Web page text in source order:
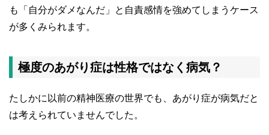
も「自分がダメなんだ」と自責感情を強めてしまうケース
が多くみられます。
極度のあがり症は性格ではなく病気？
たしかに以前の精神医療の世界でも、あがり症が病気だと
は考えられていませんでした。